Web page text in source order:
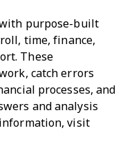
purpose-built
time, finance,
These
catch errors
processes, and
and analysis
visit